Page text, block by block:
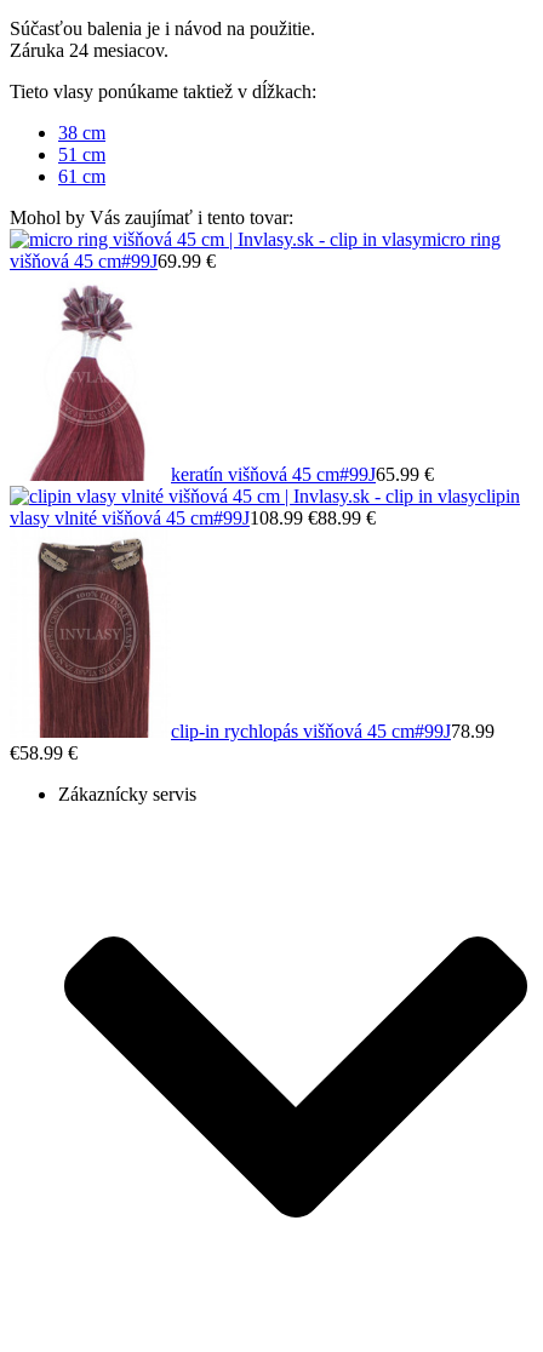
Súčasťou balenia je i návod na použitie.
Záruka 24 mesiacov.
Tieto vlasy ponúkame taktiež v dĺžkach:
38 cm
51 cm
61 cm
Mohol by Vás zaujímať i tento tovar:
micro ring
višňová 45 cm#99J69.99 €
keratín višňová 45 cm#99J65.99 €
clipin
vlasy vlnité višňová 45 cm#99J108.99 €88.99 €
clip-in rychlopás višňová 45 cm#99J78.99
€58.99 €
Zákaznícky servis